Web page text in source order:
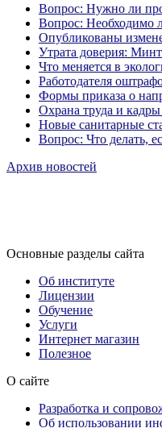
Вопрос: Нужно ли
Вопрос: Необходимо
Опубликованы
Утрата доверия:
Что меняется в
Работодателя
Формы приказа о
Охрана труда и
Новые санитарные
Вопрос: Что делать,
Архив новостей
Основные разделы сайта
Об институте
Лицензии
Обучение
Услуги
Интернет магазин
Полезное
О сайте
Разработка и
Об использовании